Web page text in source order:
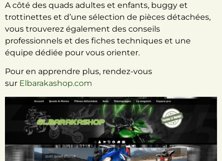
A côté des quads adultes et enfants, buggy et
trottinettes et d’une sélection de pièces détachées,
vous trouverez également des conseils
professionnels et des fiches techniques et une
équipe dédiée pour vous orienter.
Pour en apprendre plus, rendez-vous
sur Elbarakashop.com